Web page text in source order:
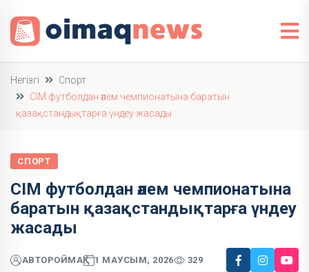
Негізгі
Спорт
СІМ футболдан әлем чемпионатына баратын
қазақстандықтарға үндеу жасады
СПОРТ
СІМ футболдан әлем чемпионатына
баратын қазақстандықтарға үндеу
жасады
АВТОРОЙМАҚ 1 МАУСЫМ, 2026 329